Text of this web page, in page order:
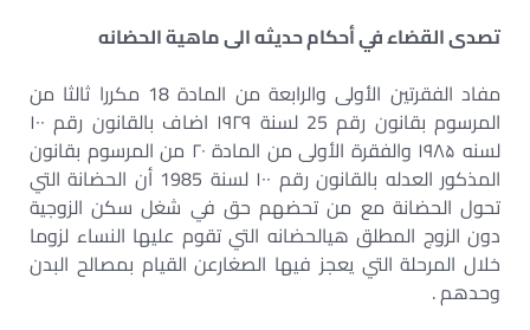
تصدى القضاء في أحكام حديثه الى ماهية الحضانه
مفاد الفقرتين الأولى والرابعة من المادة 18 مكررا ثالثا من
المرسوم بقانون رقم 25 لسنة ۱۹۲۹ اضاف بالقانون رقم ۱۰۰
لسنه ۱۹۸۵ والفقرة الأولى من المادة ۲۰ من المرسوم بقانون
المذكور العدله بالقانون رقم ۱۰۰ لسنة 1985 أن الحضانة التي
تحول الحضانة مع من تحضهم حق في شغل سكن الزوجية
دون الزوج المطلق هيالحضانه التي تقوم عليها النساء لزوما
خلال المرحلة التي يعجز فيها الصغارعن القيام بمصالح البدن
وحدهم .